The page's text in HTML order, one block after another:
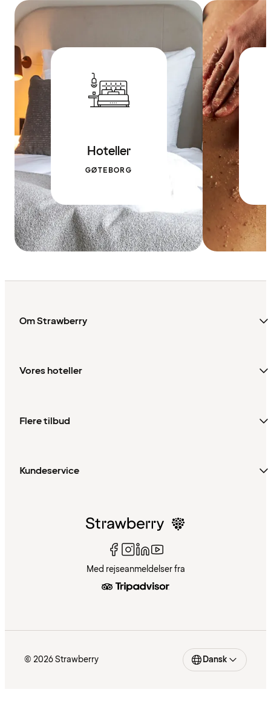
Hoteller
GØTEBORG
Om Strawberry
Vores hoteller
Flere tilbud
Kundeservice
Med rejseanmeldelser fra
© 2026 Strawberry Dansk